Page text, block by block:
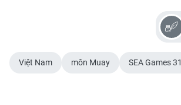
Chuyên trang TP. Hồ Chí Minh
Việt Nam môn Muay SEA Games 31